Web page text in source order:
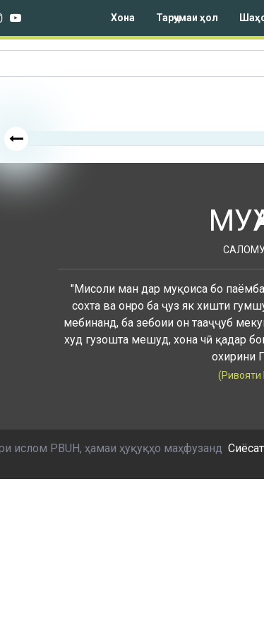
Хона Тарҷумаи ҳол
САЛОМУ
"Мисоли ман дар муқоиса бо
сохта ва онро ба ҷуз як хишти
мебинанд, ба зебоии он тааҷҷуб
худ гузошта мешуд, хона чӣ қадар
охирини
(Ривояти
ислом PBUH, ҳамаи ҳуқуқҳо маҳфузанд